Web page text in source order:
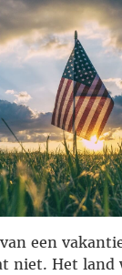
een
niet. Het land